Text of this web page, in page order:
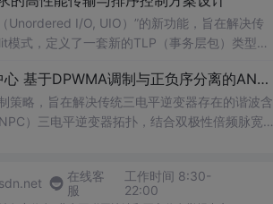
Unordered I/O, UIO）”的新功能，旨在解决传
式，定义了一套新的TLP（事务层包）类型和
博客 下载 社区 AtomGit 模型市场 搜CSDN 搜索 AI 搜索 会员中心 创作中心 基于DPWMA调制与正负序分离的ANPC三电平并网逆变器前馈控制策略研究（Simulink仿真实现）
策略，旨在解决传统三电平逆变器存在的谐波含
）三电平逆变器拓扑，结合双极性倍频脉宽
保在复杂电网工况下的高质量稳定并网。 适
系统、柔性输电等领域研究的专业人士。
在线客
服
工作时间 8:30-
22:00